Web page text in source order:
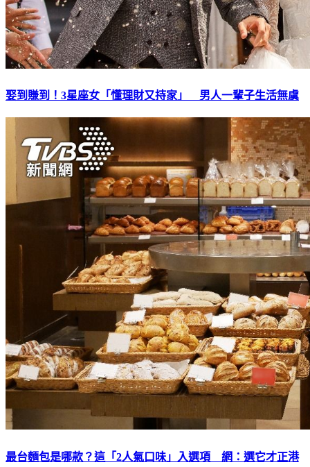
娶到賺到！3星座女「懂理財又持家」 男人一輩子生活無虞
最台麵包是哪款？這「2人氣口味」入選項 網：選它才正港